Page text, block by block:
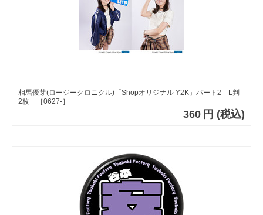
相馬優芽(ロージークロニクル)「Shopオリジナル Y2K」パート2 L判
2枚 ［0627-］
360 円 (税込)